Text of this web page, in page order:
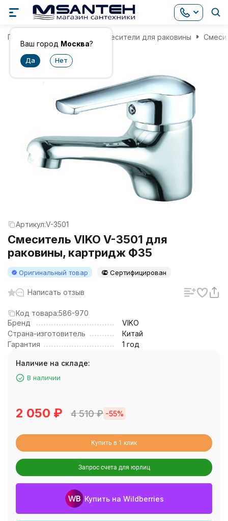
Ваш город Москва?
Главная Смесители для раковины
Артикул:V-3501
Смеситель VIKO V-3501 для
раковины, картридж Ф35
Оригинальный товар Сертифицирован
Написать отзыв
Код товара:586-970
Бренд
VIKO
Страна-изготовитель
Китай
Гарантия
1 год
Наличие на складе:
В наличии
2 050 ₽ 4 510₽ -55%
Купить в 1 клик
Запрос счета для юрлиц
Купить на Wildberries